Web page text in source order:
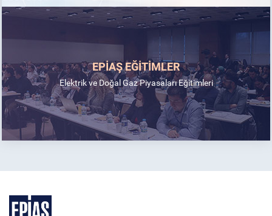
EPİAŞ EĞİTİMLER
Elektrik ve Doğal Gaz Piyasaları Eğitimleri